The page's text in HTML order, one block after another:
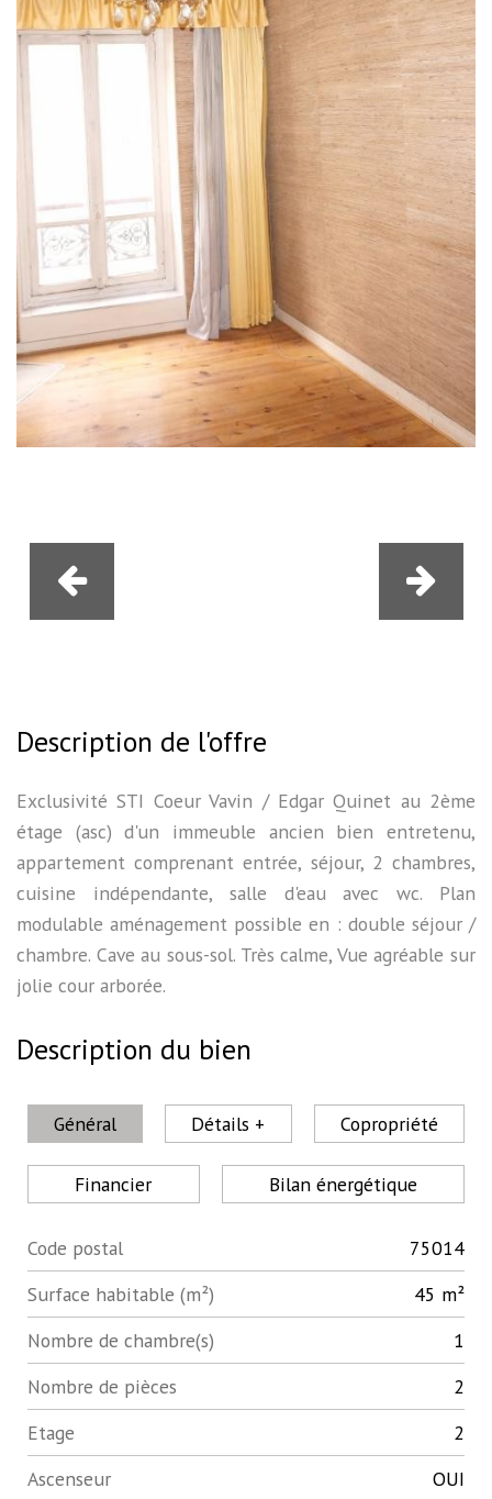
Description de l'offre
Exclusivité STI Coeur Vavin / Edgar Quinet au 2ème
étage (asc) d'un immeuble ancien bien entretenu,
appartement comprenant entrée, séjour, 2 chambres,
cuisine indépendante, salle d'eau avec wc. Plan
modulable aménagement possible en : double séjour /
chambre. Cave au sous-sol. Très calme, Vue agréable sur
jolie cour arborée.
Description du bien
Général Détails + Copropriété
Financier Bilan énergétique
Label
Code postal
75014
Surface habitable (m²)
45 m²
Nombre de chambre(s)
1
Nombre de pièces
2
Etage
2
Ascenseur
OUI